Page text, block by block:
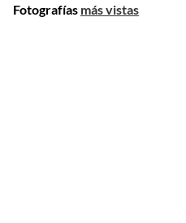
Fotografías más vistas